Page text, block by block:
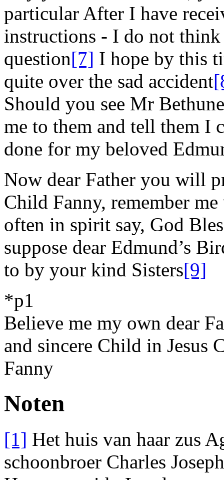
particular After I have
instructions - I do not think
question[7] I hope by this
quite over the sad accident
Should you see Mr Bethune
me to them and tell them I
done for my beloved
Now dear Father you will
Child Fanny, remember
often in spirit say, God
suppose dear Edmund’s
to by your kind Sisters[9]
*p1
Believe me my own dear
and sincere Child in Jesus
Fanny
Noten
[1] Het huis van haar zus
schoonbroer Charles